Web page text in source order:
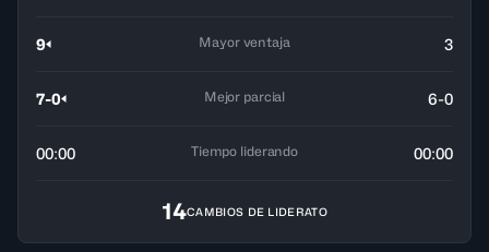
9 Mayor ventaja 3
7-0 Mejor parcial 6-0
00:00 Tiempo liderando 00:00
14CAMBIOS DE LIDERATO